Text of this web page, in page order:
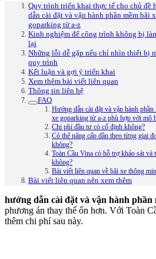
Quy trình triển khai thực tế cho chủ đề
dẫn cài đặt và vận hành phần mềm bãi
goparking từ a-z
Kinh nghiệm để công trình không bị
lại
Những lỗi dễ gặp nếu chỉ nhìn thiết bị
quy trình
Kết luận và gợi ý triển khai
Xem thêm bài viết liên quan
Thông tin liên hệ
FAQ
Hướng dẫn cài đặt và vận hành phần
xe goparking từ a-z phù hợp với mô
Chi phí đầu tư có cố định không?
Có thể nâng cấp dần theo từng giai
không?
Toàn Cầu Vina có hỗ trợ khảo sát và
không?
Bài viết liên quan về bãi xe thông
Bài viết liên quan nên xem thêm
hướng dẫn cài đặt và vận hành
phương án thay thế ổn hơn. Với Toàn
thêm chi phí sau này.